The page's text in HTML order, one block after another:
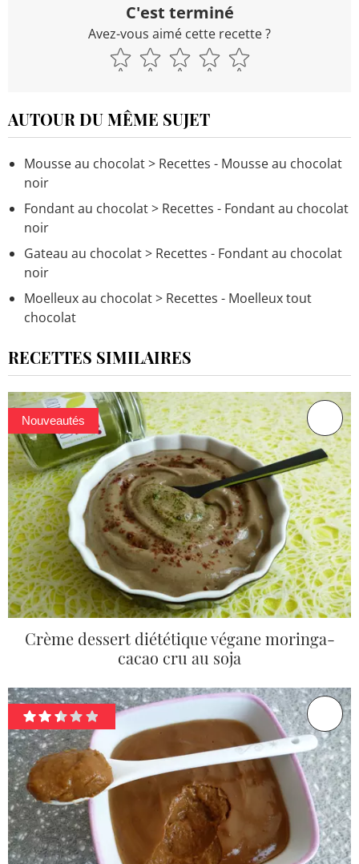
C'est terminé
Avez-vous aimé cette recette ?
AUTOUR DU MÊME SUJET
Mousse au chocolat> Recettes - Mousse au chocolat
noir
Fondant au chocolat> Recettes - Fondant au chocolat
noir
Gateau au chocolat> Recettes - Fondant au chocolat
noir
Moelleux au chocolat> Recettes - Moelleux tout
chocolat
RECETTES SIMILAIRES
Nouveautés
Crème dessert diététique végane moringa-
cacao cru au soja